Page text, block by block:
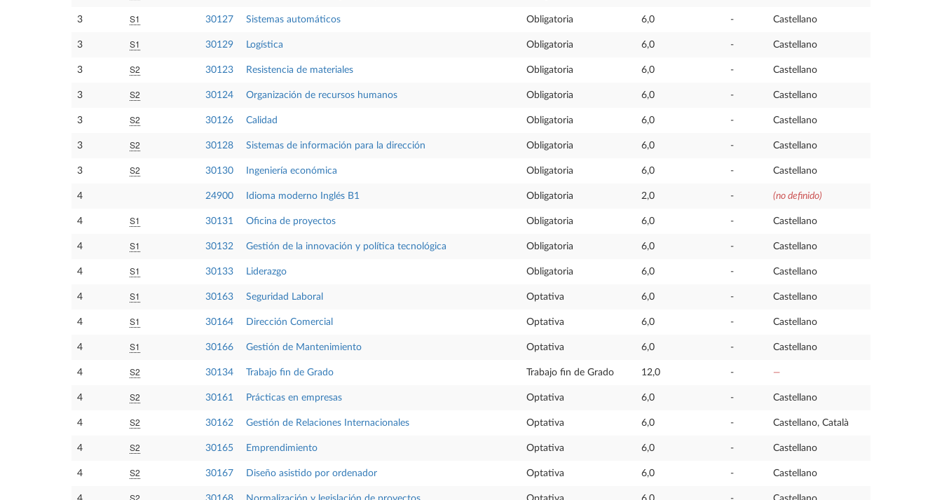
3 S1 30127 Sistemas automáticos Obligatoria 6,0 - Castellano
3 S1 30129 Logística Obligatoria 6,0 - Castellano
3 S2 30123 Resistencia de materiales Obligatoria 6,0 - Castellano
3 S2 30124 Organización de recursos humanos Obligatoria 6,0 - Castellano
3 S2 30126 Calidad Obligatoria 6,0 - Castellano
3 S2 30128 Sistemas de información para la dirección Obligatoria 6,0 - Castellano
3 S2 30130 Ingeniería económica Obligatoria 6,0 - Castellano
4 24900 Idioma moderno Inglés B1 Obligatoria 2,0 - (no definido)
4 S1 30131 Oficina de proyectos Obligatoria 6,0 - Castellano
4 S1 30132 Gestión de la innovación y política tecnológica Obligatoria 6,0 - Castellano
4 S1 30133 Liderazgo Obligatoria 6,0 - Castellano
4 S1 30163 Seguridad Laboral Optativa 6,0 - Castellano
4 S1 30164 Dirección Comercial Optativa 6,0 - Castellano
4 S1 30166 Gestión de Mantenimiento Optativa 6,0 - Castellano
4 S2 30134 Trabajo fin de Grado Trabajo fin de Grado 12,0 - —
4 S2 30161 Prácticas en empresas Optativa 6,0 - Castellano
4 S2 30162 Gestión de Relaciones Internacionales Optativa 6,0 - Castellano, Català
4 S2 30165 Emprendimiento Optativa 6,0 - Castellano
4 S2 30167 Diseño asistido por ordenador Optativa 6,0 - Castellano
S2